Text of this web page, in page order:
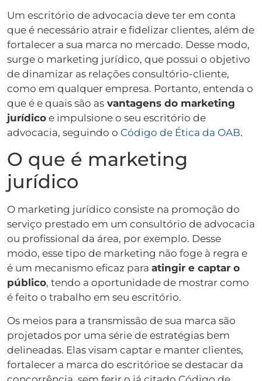
Um escritório de advocacia deve ter em conta
que é necessário atrair e fidelizar clientes, além de
fortalecer a sua marca no mercado. Desse modo,
surge o marketing jurídico, que possui o objetivo
de dinamizar as relações consultório-cliente,
como em qualquer empresa. Portanto, entenda o
que é e quais são as vantagens do marketing
jurídico e impulsione o seu escritório de
advocacia, seguindo o Código de Ética da OAB.
O que é marketing
jurídico
O marketing jurídico consiste na promoção do
serviço prestado em um consultório de advocacia
ou profissional da área, por exemplo. Desse
modo, esse tipo de marketing não foge à regra e
é um mecanismo eficaz para atingir e captar o
público, tendo a oportunidade de mostrar como
é feito o trabalho em seu escritório.
Os meios para a transmissão de sua marca são
projetados por uma série de estratégias bem
delineadas. Elas visam captar e manter clientes,
fortalecer a marca do escritórioe se destacar da